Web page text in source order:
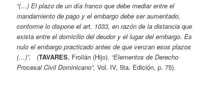
“(…) El plazo de un día franco que debe mediar entre el
mandamiento de pago y el embargo debe ser aumentado,
conforme lo dispone el art. 1033, en razón de la distancia que
exista entre el domicilio del deudor y el lugar del embargo. Es
nulo el embargo practicado antes de que venzan esos plazos
(…)”.
(TAVARES, Froilán (Hijo). “Elementos de Derecho
Procesal Civil Dominicano”, Vol. IV, 5ta. Edición, p. 75).